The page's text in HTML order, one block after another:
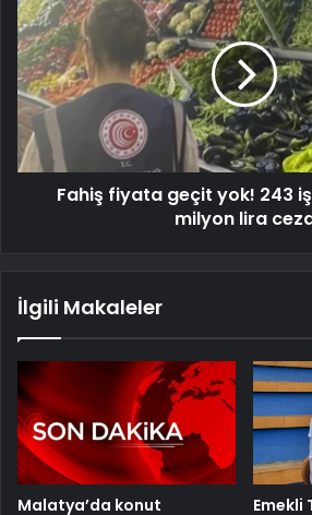
Fahiş fiyata geçit yok! 243
milyon lira
İlgili Makaleler
Malatya’da konut
Emekli